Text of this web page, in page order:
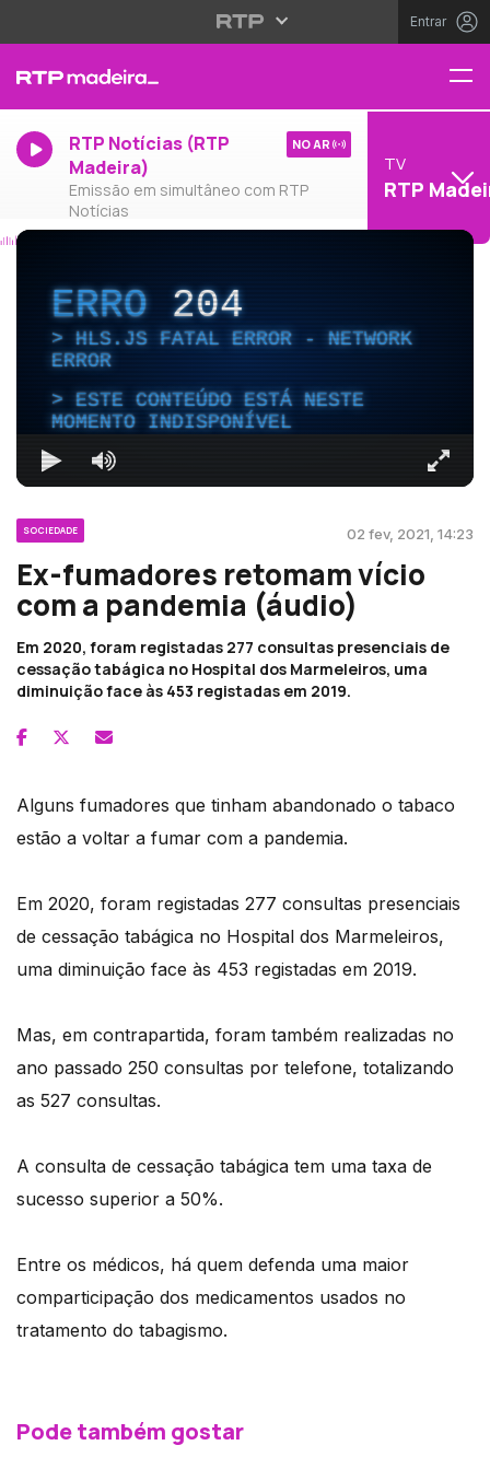
Entrar
RTP Notícias (RTP
Madeira)
Emissão em simultâneo com RTP
Notícias
NO AR
TV
RTP
ERRO204
HLS.JS FATAL ERROR - NETWORK
ERROR
ESTE CONTEÚDO ESTÁ NESTE
MOMENTO INDISPONÍVEL
SOCIEDADE 02 fev, 2021, 14:23
Ex-fumadores retomam vício
com a pandemia (áudio)
Em 2020, foram registadas 277 consultas presenciais de
cessação tabágica no Hospital dos Marmeleiros, uma
diminuição face às 453 registadas em 2019.
Alguns fumadores que tinham abandonado o tabaco
estão a voltar a fumar com a pandemia.
Em 2020, foram registadas 277 consultas presenciais
de cessação tabágica no Hospital dos Marmeleiros,
uma diminuição face às 453 registadas em 2019.
Mas, em contrapartida, foram também realizadas no
ano passado 250 consultas por telefone, totalizando
as 527 consultas.
A consulta de cessação tabágica tem uma taxa de
sucesso superior a 50%.
Entre os médicos, há quem defenda uma maior
comparticipação dos medicamentos usados no
tratamento do tabagismo.
Pode também gostar